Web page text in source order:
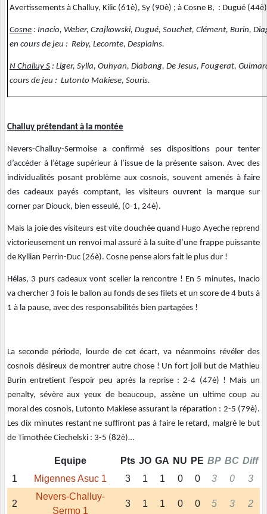
Avertissements à Challuy, Kilic (61è), Sy (90è) ; à Cosne B, : Dugué
Cosne : Inacio, Weber, Czajkowski, Dugué, Souchet, Clément, Burin,
en cours de jeu : Reby, Lecomte, Desplains.
N Challuy S : Liger, Sylla, Ouhyan, Diabang, De Jesus, Fougerat,
cours de jeu : Lutonto Makiese, Souris.
Challuy prétendant à la montée
Nevers-Challuy-Sermoise a confirmé ses dispositions pour tenter
d’accéder à l’étage supérieur à l’issue de la présente saison. Avec des
individualités posant problème aux cosnois, souvent amenés à faire
des cadeaux payés comptant, les visiteurs ouvrent la marque sur
corner par Diouck, bien esseulé, (0-1, 24è).
Mais la joie des visiteurs est vite douchée quand Hugo Ayeche reprend
victorieusement un renvoi mal assuré à la suite d’une frappe puissante
de Kyllian Perrin-Duc (26è). Cosne pense alors fait le plus dur !
Hélas, 3 purs cadeaux vont sceller la rencontre ! En 5 minutes, Inacio
va chercher 3 fois le ballon au fonds de ses filets et un score de 4 buts à
1 à la pause, avec des responsabilités bien partagées !
La seconde période, lourde de cet écart, va néanmoins révéler des
cosnois désireux de montrer autre chose ! Un fort joli but de Mathieu
Burin entretient l’espoir peu après la reprise : 2-4 (47è) ! Mais un
penalty, sévère aux yeux de beaucoup, assène un ultime coup au
moral des cosnois, Lutonto Makiese assurant la réparation : 2-5 (79è).
Les dix minutes restant ne suffiront pas à faire le retard, malgré le but
de Timothée Ciechelski : 3-5 (82è)…
Equipe Pts JO GA NU PE BP BC Diff
1
Migennes Asuc 1 3 1 1 0 0 3 0 3
2
Nevers-Challuy-
Sermo 1
3 1 1 0 0 5 3 2